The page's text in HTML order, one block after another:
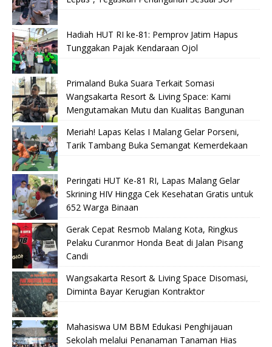
Hadiah HUT RI ke-81: Pemprov Jatim Hapus
Tunggakan Pajak Kendaraan Ojol
Primaland Buka Suara Terkait Somasi
Wangsakarta Resort & Living Space: Kami
Mengutamakan Mutu dan Kualitas Bangunan
Meriah! Lapas Kelas I Malang Gelar Porseni,
Tarik Tambang Buka Semangat Kemerdekaan
Peringati HUT Ke-81 RI, Lapas Malang Gelar
Skrining HIV Hingga Cek Kesehatan Gratis untuk
652 Warga Binaan
Gerak Cepat Resmob Malang Kota, Ringkus
Pelaku Curanmor Honda Beat di Jalan Pisang
Candi
Wangsakarta Resort & Living Space Disomasi,
Diminta Bayar Kerugian Kontraktor
Mahasiswa UM BBM Edukasi Penghijauan
Sekolah melalui Penanaman Tanaman Hias